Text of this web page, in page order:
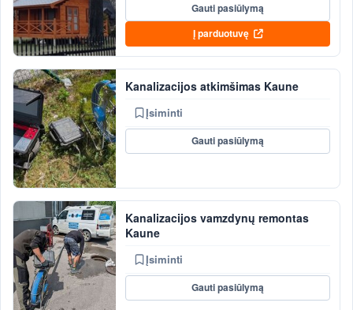
Gauti pasiūlymą
Į parduotuvę
Kanalizacijos atkimšimas Kaune
Įsiminti
Gauti pasiūlymą
Kanalizacijos vamzdynų remontas
Kaune
Įsiminti
Gauti pasiūlymą